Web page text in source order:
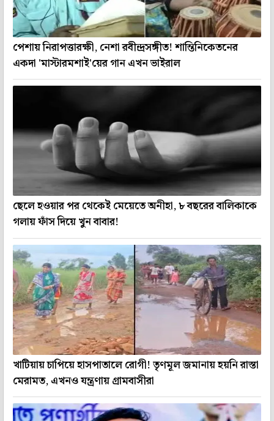
পেশায় নিরাপত্তারক্ষী, নেশা রবীন্দ্রসঙ্গীত! শান্তিনিকেতনের
একদা 'মাস্টারমশাই'য়ের গান এখন ভাইরাল
ছেলে হওয়ার পর থেকেই মেয়েতে অনীহা, ৮ বছরের বালিকাকে
গলায় ফাঁস দিয়ে খুন বাবার!
খাটিয়ায় চাপিয়ে হাসপাতালে রোগী! তৃণমূল জমানায় হয়নি রাস্তা
মেরামত, এখনও যন্ত্রণায় গ্রামবাসীরা